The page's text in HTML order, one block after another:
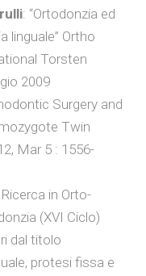
: “Ortodonzia ed
linguale” Ortho
Torsten
2009
Surgery and
Twin
Mar 5 : 1556-
in Orto-
(XVI Ciclo)
dal titolo
protesi fissa e